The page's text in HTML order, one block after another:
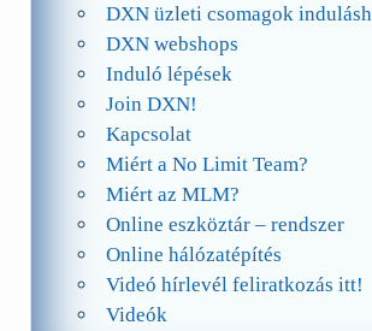
DXN üzleti csomagok
DXN webshops
Induló lépések
Join DXN!
Kapcsolat
Miért a No Limit Team?
Miért az MLM?
Online eszköztár – rendszer
Online hálózatépítés
Videó hírlevél feliratkozás itt!
Videók